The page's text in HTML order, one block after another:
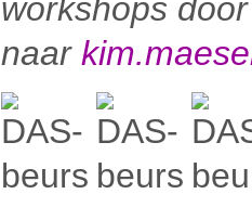
workshops door
naar